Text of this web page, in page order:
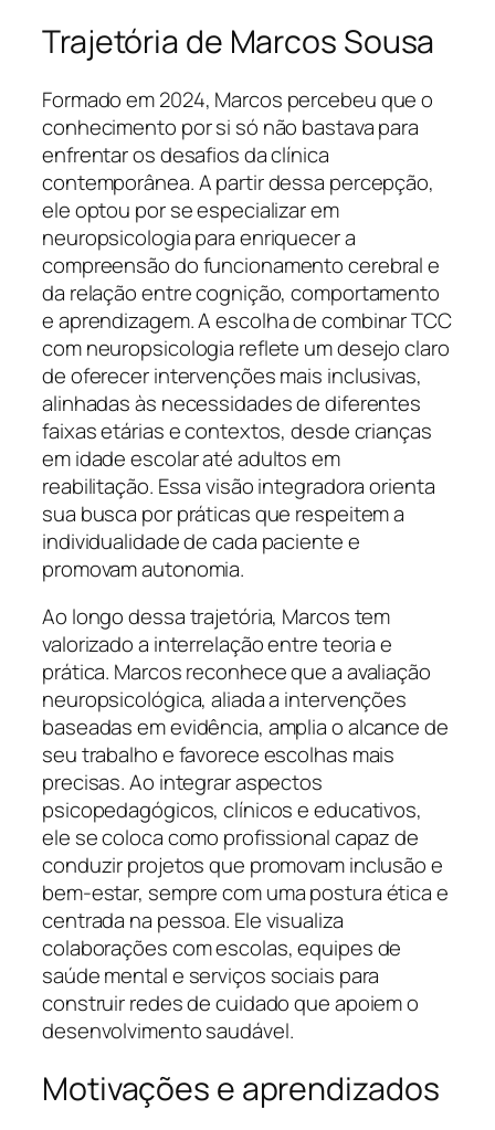
Trajetória de Marcos Sousa
Formado em 2024, Marcos percebeu que o
conhecimento por si só não bastava para
enfrentar os desafios da clínica
contemporânea. A partir dessa percepção,
ele optou por se especializar em
neuropsicologia para enriquecer a
compreensão do funcionamento cerebral e
da relação entre cognição, comportamento
e aprendizagem. A escolha de combinar TCC
com neuropsicologia reflete um desejo claro
de oferecer intervenções mais inclusivas,
alinhadas às necessidades de diferentes
faixas etárias e contextos, desde crianças
em idade escolar até adultos em
reabilitação. Essa visão integradora orienta
sua busca por práticas que respeitem a
individualidade de cada paciente e
promovam autonomia.
Ao longo dessa trajetória, Marcos tem
valorizado a interrelação entre teoria e
prática. Marcos reconhece que a avaliação
neuropsicológica, aliada a intervenções
baseadas em evidência, amplia o alcance de
seu trabalho e favorece escolhas mais
precisas. Ao integrar aspectos
psicopedagógicos, clínicos e educativos,
ele se coloca como profissional capaz de
conduzir projetos que promovam inclusão e
bem-estar, sempre com uma postura ética e
centrada na pessoa. Ele visualiza
colaborações com escolas, equipes de
saúde mental e serviços sociais para
construir redes de cuidado que apoiem o
desenvolvimento saudável.
Motivações e aprendizados